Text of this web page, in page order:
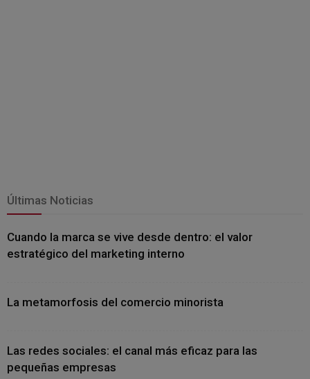
Últimas Noticias
Cuando la marca se vive desde dentro: el valor
estratégico del marketing interno
La metamorfosis del comercio minorista
Las redes sociales: el canal más eficaz para las
pequeñas empresas